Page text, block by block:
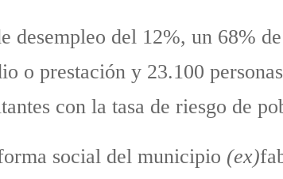
desempleo del 12%, un 68%
o prestación y 23.100
con la tasa de riesgo de
social del municipio (ex)